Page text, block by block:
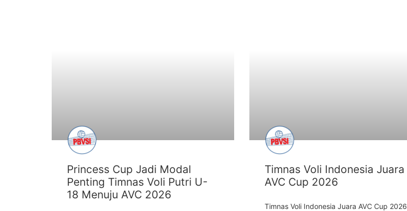
Princess Cup Jadi Modal
Penting Timnas Voli Putri U-
18 Menuju AVC 2026
Timnas Voli Indonesia Juara
AVC Cup 2026
Timnas Voli Indonesia Juara AVC Cup 2026